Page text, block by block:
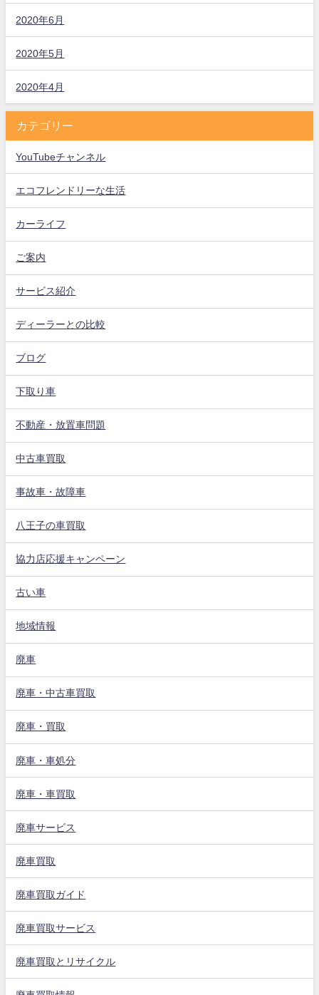
2020年6月
2020年5月
2020年4月
カテゴリー
YouTubeチャンネル
エコフレンドリーな生活
カーライフ
ご案内
サービス紹介
ディーラーとの比較
ブログ
下取り車
不動産・放置車問題
中古車買取
事故車・故障車
八王子の車買取
協力店応援キャンペーン
古い車
地域情報
廃車
廃車・中古車買取
廃車・買取
廃車・車処分
廃車・車買取
廃車サービス
廃車買取
廃車買取ガイド
廃車買取サービス
廃車買取とリサイクル